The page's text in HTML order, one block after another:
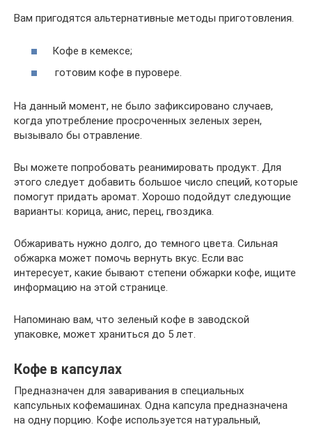
Вам пригодятся альтернативные методы приготовления.
Кофе в кемексе;
готовим кофе в пуровере.
На данный момент, не было зафиксировано случаев,
когда употребление просроченных зеленых зерен,
вызывало бы отравление.
Вы можете попробовать реанимировать продукт. Для
этого следует добавить большое число специй, которые
помогут придать аромат. Хорошо подойдут следующие
варианты: корица, анис, перец, гвоздика.
Обжаривать нужно долго, до темного цвета. Сильная
обжарка может помочь вернуть вкус. Если вас
интересует, какие бывают степени обжарки кофе, ищите
информацию на этой странице.
Напоминаю вам, что зеленый кофе в заводской
упаковке, может храниться до 5 лет.
Кофе в капсулах
Предназначен для заваривания в специальных
капсульных кофемашинах. Одна капсула предназначена
на одну порцию. Кофе используется натуральный,